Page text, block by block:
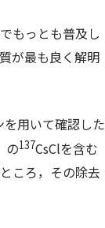
もっとも普及し
が最も良く解明
用いて確認した
の137CsClを含む
ころ，その除去